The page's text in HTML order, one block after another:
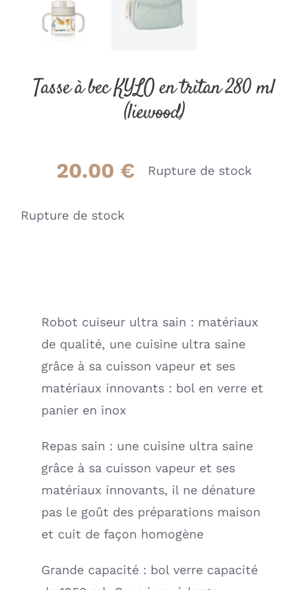
Tasse à bec KYLO en tritan 280 ml
(liewood)
20.00€ Rupture de stock
Rupture de stock
Robot cuiseur ultra sain : matériaux
de qualité, une cuisine ultra saine
grâce à sa cuisson vapeur et ses
matériaux innovants : bol en verre et
panier en inox
Repas sain : une cuisine ultra saine
grâce à sa cuisson vapeur et ses
matériaux innovants, il ne dénature
pas le goût des préparations maison
et cuit de façon homogène
Grande capacité : bol verre capacité